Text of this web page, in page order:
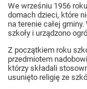
We wrześniu 1956
domach dzieci, które
na terenie całej
szkoły i urządzono
Z początkiem roku
przedmiotem
którzy składali
usunięto religię ze